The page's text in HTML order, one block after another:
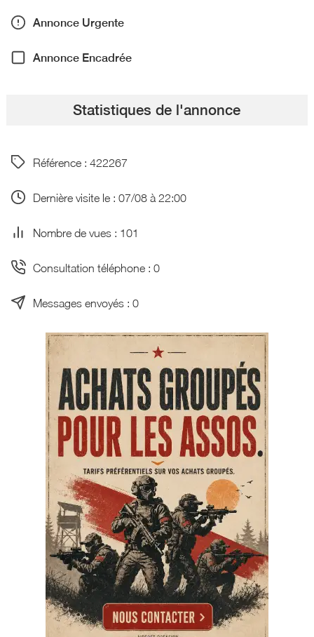
Annonce Urgente
Annonce Encadrée
Statistiques de l'annonce
Référence : 422267
Dernière visite le : 07/08 à 22:00
Nombre de vues : 101
Consultation téléphone : 0
Messages envoyés : 0